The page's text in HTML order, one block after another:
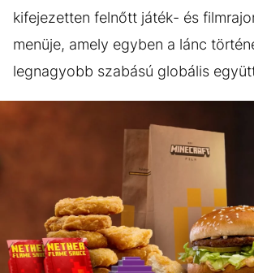
kifejezetten felnőtt játék- és
menüje, amely egyben a lánc
legnagyobb szabású globális